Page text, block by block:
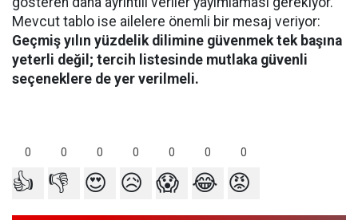
Mevcut tablo ise ailelere önemli bir mesaj veriyor:
Geçmiş yılın yüzdelik dilimine güvenmek tek başına
yeterli değil; tercih listesinde mutlaka güvenli
seçeneklere de yer verilmeli.
0 0 0 0 0 0 0
👍 👎 😍 😥 😱 😂 😡